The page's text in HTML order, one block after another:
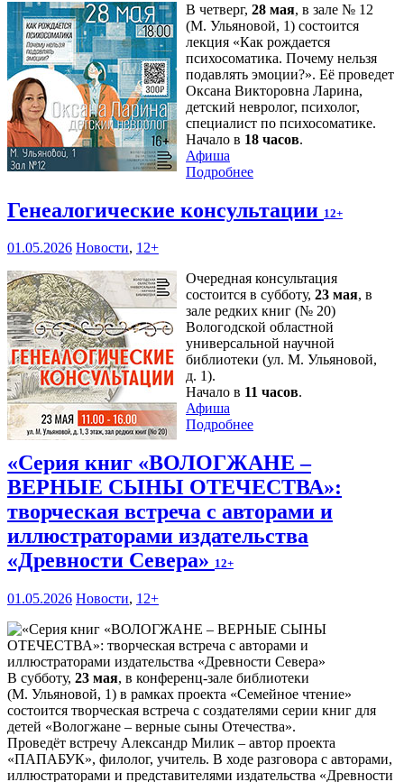
В четверг, 28 мая, в зале № 12
(М. Ульяновой, 1) состоится
лекция «Как рождается
психосоматика. Почему нельзя
подавлять эмоции?». Её проведет
Оксана Викторовна Ларина,
детский невролог, психолог,
специалист по психосоматике.
Начало в 18 часов.
Афиша
Подробнее
Генеалогические консультации 12+
01.05.2026 Новости, 12+
Очередная консультация
состоится в субботу, 23 мая, в
зале редких книг (№ 20)
Вологодской областной
универсальной научной
библиотеки (ул. М. Ульяновой,
д. 1).
Начало в 11 часов.
Афиша
Подробнее
«Серия книг «ВОЛОГЖАНЕ –
ВЕРНЫЕ СЫНЫ ОТЕЧЕСТВА»:
творческая встреча с авторами и
иллюстраторами издательства
«Древности Севера» 12+
01.05.2026 Новости, 12+
В субботу, 23 мая, в конференц-зале библиотеки
(М. Ульяновой, 1) в рамках проекта «Семейное чтение»
состоится творческая встреча с создателями серии книг для
детей «Вологжане – верные сыны Отечества».
Проведёт встречу Александр Милик – автор проекта
«ПАПАБУК», филолог, учитель. В ходе разговора с авторами,
иллюстраторами и представителями издательства «Древности